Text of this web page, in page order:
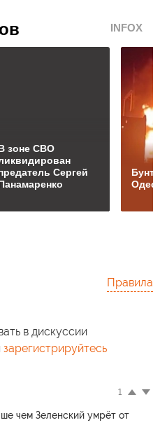
INFOX
зоне СВО
Сергей
Бунт
Правила
в дискуссии
зарегистрируйтесь
1
чем Зеленский умрёт от